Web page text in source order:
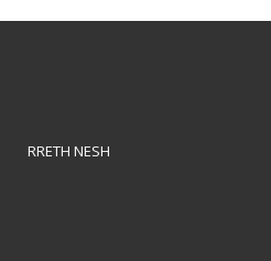
RRETH NESH